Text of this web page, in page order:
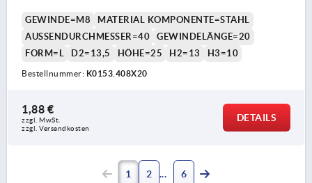
GEWINDE=M8
MATERIAL KOMPONENTE=STAHL
AUSSENDURCHMESSER=40
GEWINDELÄNGE=20
FORM=L
D2=13,5 HÖHE=25 H2=13 H3=10
Bestellnummer: K0153.408X20
1,88 €
zzgl. MwSt.
zzgl. Versandkosten
DETAILS
1 2 6